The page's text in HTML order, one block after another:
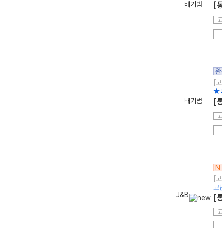
배기범 [
배기범
[
★
[
J&B
N
[
고
[